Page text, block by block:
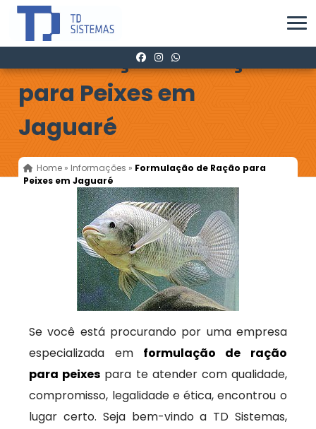
Formulação de Ração
para Peixes em
Jaguaré
Home » Informações » Formulação de Ração para
Peixes em Jaguaré
Se você está procurando por uma empresa
especializada em formulação de ração
para peixes para te atender com qualidade,
compromisso, legalidade e ética, encontrou o
lugar certo. Seja bem-vindo a TD Sistemas,